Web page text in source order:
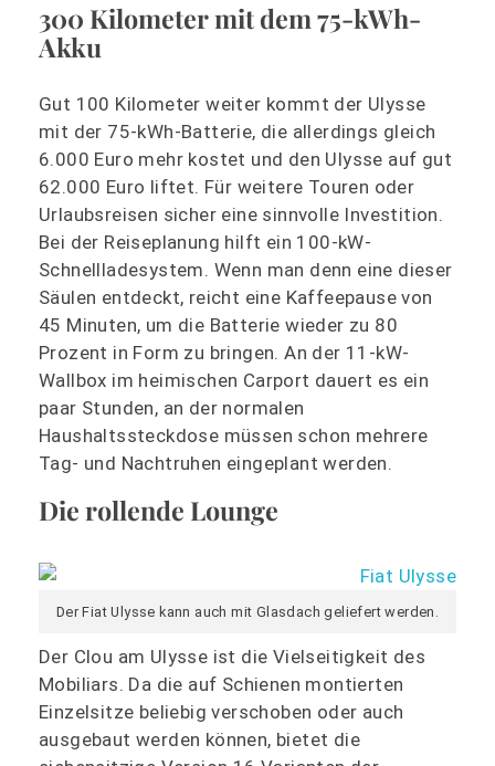
300 Kilometer mit dem 75-kWh-
Akku
Gut 100 Kilometer weiter kommt der Ulysse
mit der 75-kWh-Batterie, die allerdings gleich
6.000 Euro mehr kostet und den Ulysse auf gut
62.000 Euro liftet. Für weitere Touren oder
Urlaubsreisen sicher eine sinnvolle Investition.
Bei der Reiseplanung hilft ein 100-kW-
Schnellladesystem. Wenn man denn eine dieser
Säulen entdeckt, reicht eine Kaffeepause von
45 Minuten, um die Batterie wieder zu 80
Prozent in Form zu bringen. An der 11-kW-
Wallbox im heimischen Carport dauert es ein
paar Stunden, an der normalen
Haushaltssteckdose müssen schon mehrere
Tag- und Nachtruhen eingeplant werden.
Die rollende Lounge
Der Fiat Ulysse kann auch mit Glasdach geliefert werden.
Der Clou am Ulysse ist die Vielseitigkeit des
Mobiliars. Da die auf Schienen montierten
Einzelsitze beliebig verschoben oder auch
ausgebaut werden können, bietet die